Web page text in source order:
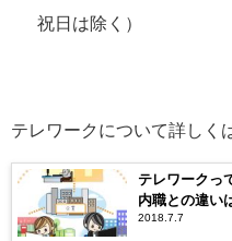
祝日は除く）
テレワークについて詳しく
テレワークっ
内職との違い
2018.7.7